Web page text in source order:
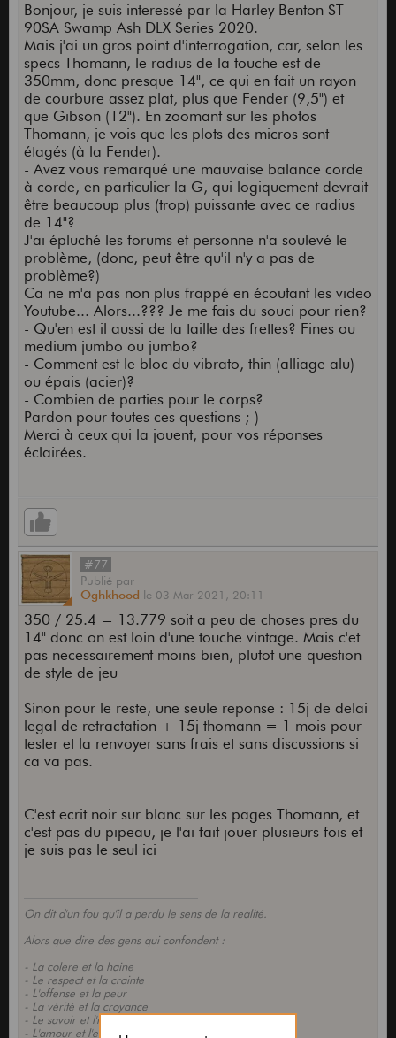
Bonjour, je suis interessé par la Harley Benton ST-
90SA Swamp Ash DLX Series 2020.
Mais j'ai un gros point d'interrogation, car, selon les
specs Thomann, le radius de la touche est de
350mm, donc presque 14", ce qui en fait un rayon
de courbure assez plat, plus que Fender (9,5") et
que Gibson (12"). En zoomant sur les photos
Thomann, je vois que les plots des micros sont
étagés (à la Fender).
- Avez vous remarqué une mauvaise balance corde
à corde, en particulier la G, qui logiquement devrait
être beaucoup plus (trop) puissante avec ce radius
de 14"?
J'ai épluché les forums et personne n'a soulevé le
problème, (donc, peut être qu'il n'y a pas de
problème?)
Ca ne m'a pas non plus frappé en écoutant les video
Youtube... Alors...??? Je me fais du souci pour rien?
- Qu'en est il aussi de la taille des frettes? Fines ou
medium jumbo ou jumbo?
- Comment est le bloc du vibrato, thin (alliage alu)
ou épais (acier)?
- Combien de parties pour le corps?
Pardon pour toutes ces questions ;-)
Merci à ceux qui la jouent, pour vos réponses
éclairées.
#77
Publié par
Oghkhood le 03 Mar 2021, 20:11
350 / 25.4 = 13.779 soit a peu de choses pres du
14" donc on est loin d'une touche vintage. Mais c'et
pas necessairement moins bien, plutot une question
de style de jeu
Sinon pour le reste, une seule reponse : 15j de delai
legal de retractation + 15j thomann = 1 mois pour
tester et la renvoyer sans frais et sans discussions si
ca va pas.
C'est ecrit noir sur blanc sur les pages Thomann, et
c'est pas du pipeau, je l'ai fait jouer plusieurs fois et
je suis pas le seul ici
On dit d'un fou qu'il a perdu le sens de la realité.
Alors que dire des gens qui confondent :
- La colere et la haine
- Le respect et la crainte
- L'offense et la peur
- La vérité et la croyance
- Le savoir et l'information
- L'amour et l'envie